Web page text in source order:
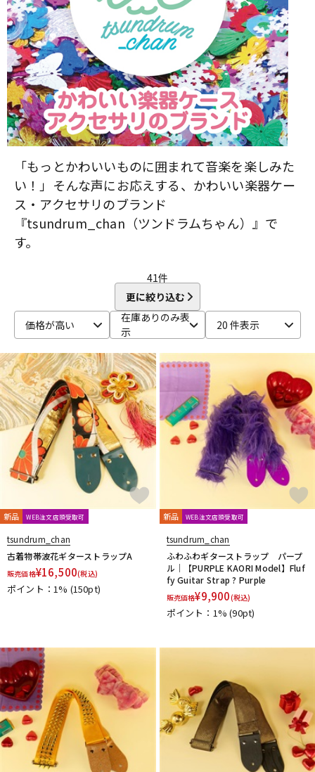
キーボード 電子ピアノ
管楽器 その他楽器
アンプ エフェクター
DJ機器 DTM
「もっとかわいいものに囲まれて音楽を楽しみた
い！」そんな声にお応えする、かわいい楽器ケー
ス・アクセサリのブランド
『tsundrum_chan（ツンドラムちゃん）』で
す。
41件
更に絞り込む
価格が高い
在庫ありのみ表
示
20 件表示
新品 WEB注文店頭受取可
tsundrum_chan
古着物帯波花ギターストラップA
販売価格¥16,500(税込)
ポイント：1% (150pt)
新品 WEB注文店頭受取可
tsundrum_chan
ふわふわギターストラップ パープ
ル｜【PURPLE KAORI Model】Fluf
fy Guitar Strap ? Purple
販売価格¥9,900(税込)
ポイント：1%(90pt)